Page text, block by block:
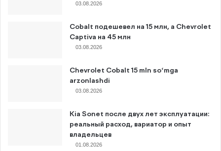
03.08.2026
Cobalt подешевел на 15 млн, а Chevrolet
Captiva на 45 млн
03.08.2026
Chevrolet Cobalt 15 mln so‘mga
arzonlashdi
03.08.2026
Kia Sonet после двух лет эксплуатации:
реальный расход, вариатор и опыт
владельцев
01.08.2026